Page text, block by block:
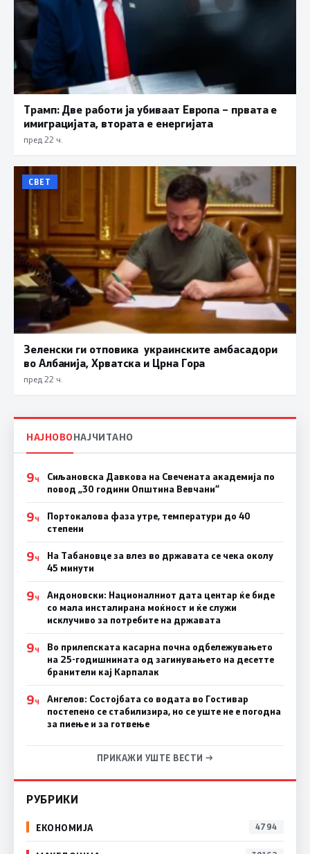
Трамп: Две работи ја убиваат Европа – првата е
имиграцијата, втората е енергијата
пред 22 ч.
СВЕТ
Зеленски ги отповика украинските амбасадори
во Албанија, Хрватска и Црна Гора
пред 22 ч.
НАЈНОВОНАЈЧИТАНО
9Ч
Сиљановска Давкова на Свечената академија по
повод „30 години Општина Вевчани“
9Ч
Портокалова фаза утре, температури до 40
степени
9Ч
На Табановце за влез во државата се чека околу
45 минути
9Ч
Андоновски: Националниот дата центар ќе биде
со мала инсталирана моќност и ќе служи
исклучиво за потребите на државата
9Ч
Во прилепската касарна почна одбележувањето
на 25-годишнината од загинувањето на десетте
бранители кај Карпалак
9Ч
Ангелов: Состојбата со водата во Гостивар
постепено се стабилизира, но се уште не е погодна
за пиење и за готвење
ПРИКАЖИ УШТЕ ВЕСТИ →
РУБРИКИ
ЕКОНОМИЈА 4794